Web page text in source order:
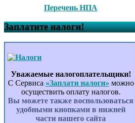
Перечень НПА
Заплатите налоги!
Уважаемые налогоплательщики!
С Сервиса «Заплати налоги» можно
осуществить оплату налогов.
Вы можете также воспользоваться
удобными кнопками в нижней
части нашего сайта